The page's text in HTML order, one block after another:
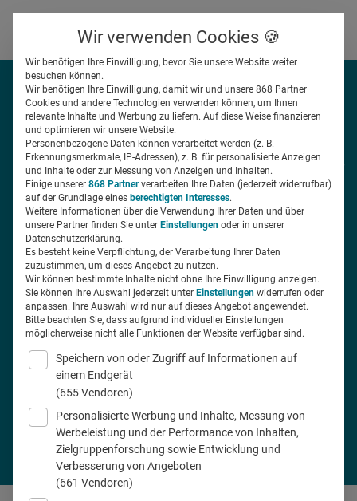
Gespeicherte Beiträge
Suchfeld
Suchen
Jetzt anmelden!
Bleiben Sie mit dem Health Relations-Newsletter auf
dem Laufenden! Erhalten Sie die neuesten Trends
im Pharmamarketing, exklusive Interviews mit
führenden Expertinnen und Experten der
Healthcare-Branche und wertvolle Einblicke in Ihre
Zielgruppe – die Ärztinnen und Ärzte.
E-Mail*
Ja, ich habe die Datenschutzerklärung gelesen.
Abonnieren
Wir verwenden Cookies 🍪
Wir benötigen Ihre Einwilligung, bevor Sie unsere Website weiter
besuchen können.
Wir benötigen Ihre Einwilligung, damit wir und unsere 868 Partner
Cookies und andere Technologien verwenden können, um Ihnen
relevante Inhalte und Werbung zu liefern. Auf diese Weise finanzieren
und optimieren wir unsere Website.
Personenbezogene Daten können verarbeitet werden (z. B.
Erkennungsmerkmale, IP-Adressen), z. B. für personalisierte Anzeigen
und Inhalte oder zur Messung von Anzeigen und Inhalten.
Einige unserer 868 Partnerverarbeiten Ihre Daten (jederzeit widerrufbar)
auf der Grundlage eines berechtigten Interesses.
Weitere Informationen über die Verwendung Ihrer Daten und über
unsere Partner finden Sie unter Einstellungen oder in unserer
Datenschutzerklärung.
Es besteht keine Verpflichtung, der Verarbeitung Ihrer Daten
zuzustimmen, um dieses Angebot zu nutzen.
Wir können bestimmte Inhalte nicht ohne Ihre Einwilligung anzeigen.
Sie können Ihre Auswahl jederzeit unter Einstellungen widerrufen oder
anpassen. Ihre Auswahl wird nur auf dieses Angebot angewendet.
Bitte beachten Sie, dass aufgrund individueller Einstellungen
möglicherweise nicht alle Funktionen der Website verfügbar sind.
Speichern von oder Zugriff auf Informationen auf
einem Endgerät
(655 Vendoren)
Personalisierte Werbung und Inhalte, Messung von
Werbeleistung und der Performance von Inhalten,
Zielgruppenforschung sowie Entwicklung und
Verbesserung von Angeboten
(661 Vendoren)